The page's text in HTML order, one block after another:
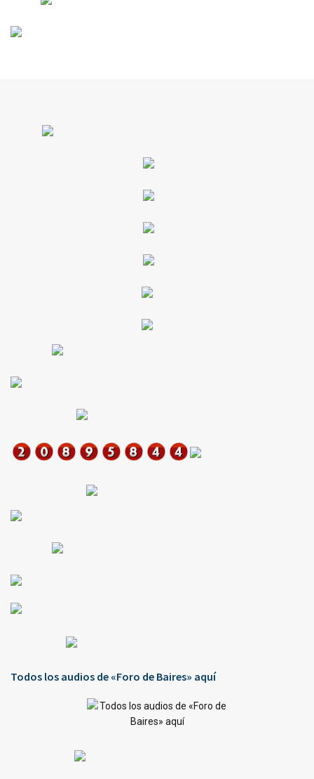
Todos los audios de «Foro de Baires» aquí